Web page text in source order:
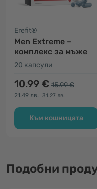
Erefit®
Men Extreme –
комплекс за мъже
20 капсули
10.99 € 15.99 €
21.49 лв. 31.27 лв.
Към кошницата
Подобни